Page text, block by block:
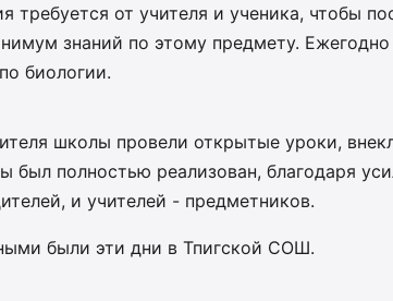
требуется от учителя и ученика, чтобы
знаний по этому предмету.
биологии.
школы провели открытые уроки,
был полностью реализован, благодаря
и учителей - предметников.
были эти дни в Тпигской СОШ.